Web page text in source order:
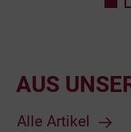
AUS
Alle Artikel